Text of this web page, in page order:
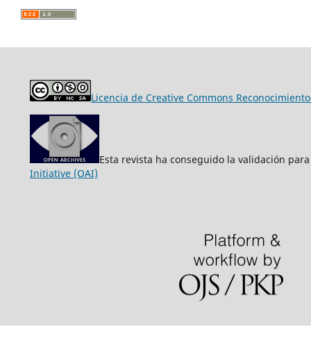
Licencia de Creative Commons
Esta revista ha conseguido la validación
Initiative (OAI)